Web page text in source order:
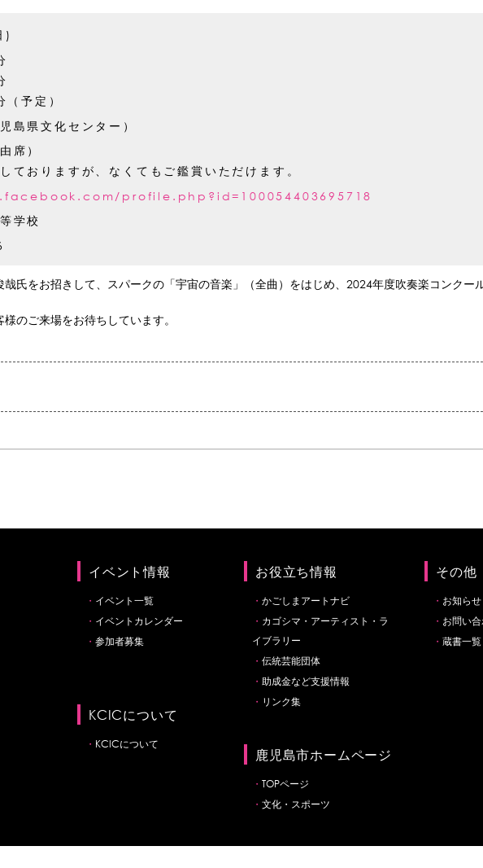
)
予定）
島県文化センター）
席）
ておりますが、なくてもご鑑賞いただけます。
profile.php?id=100054403695718
学校
氏をお招きして、スパークの「宇宙の音楽」（全曲）をはじめ、2024年度吹奏楽コンクー
のご来場をお待ちしています。
イベント情報
イベント一覧
イベントカレンダー
参加者募集
KCICについて
KCICについて
お役立ち情報
かごしまアートナビ
カゴシマ・アーティスト・ラ
イブラリー
伝統芸能団体
助成金など支援情報
リンク集
鹿児島市ホームページ
TOPページ
文化・スポーツ
その他
お知らせ
お問い
蔵書一覧